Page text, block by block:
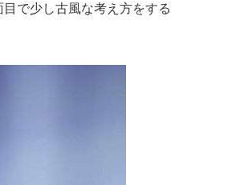
で少し古風な考え方をする